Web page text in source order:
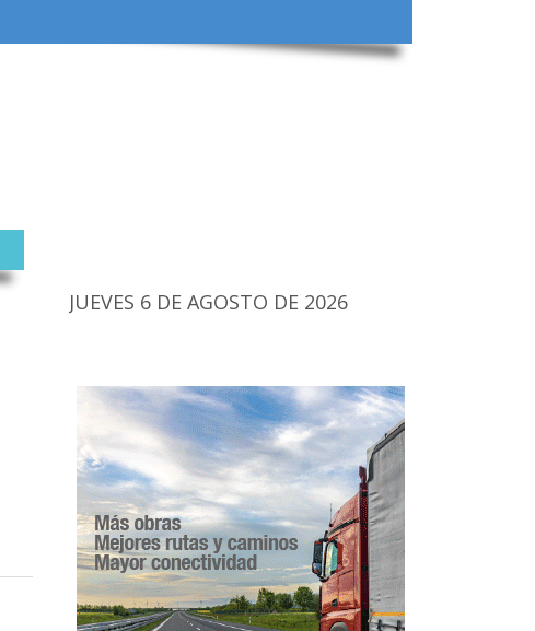
JUEVES 6 DE AGOSTO DE 2026